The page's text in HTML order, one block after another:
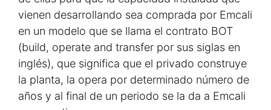
vienen desarrollando sea comprada por Emcali
en un modelo que se llama el contrato BOT
(build, operate and transfer por sus siglas en
inglés), que significa que el privado construye
la planta, la opera por determinado número de
años y al final de un periodo se la da a Emcali